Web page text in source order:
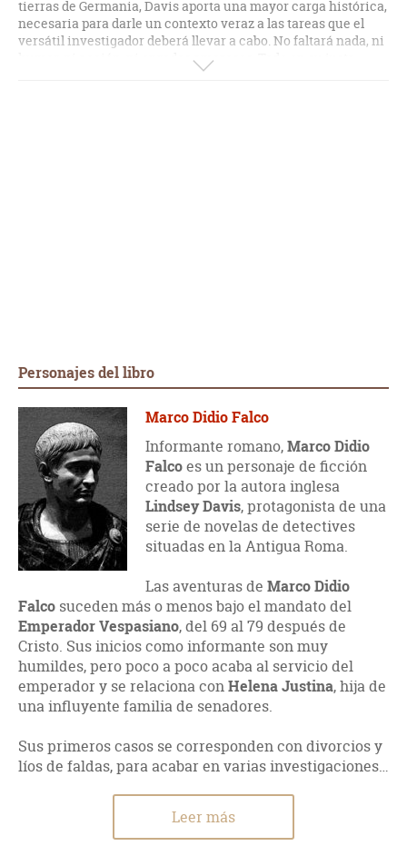
tierras de Germania, Davis aporta una mayor carga histórica,
necesaria para darle un contexto veraz a las tareas que el
versátil investigador deberá llevar a cabo. No faltará nada, ni
humor, ni acción, ni enredos amorosos. Todo en su justa
medida. Tercera novela de Lindsey Davis que leo, y me sigo
Personajes del libro
Marco Didio Falco
Informante romano,Marco Didio
Falcoes un personaje de ficción
creado por la autora inglesa
Lindsey Davis, protagonista de una
serie de novelas de detectives
situadas en la Antigua Roma.
Las aventuras de Marco Didio
Falco suceden más o menos bajo el mandato del
Emperador Vespasiano, del 69 al 79 después de
Cristo. Sus inicios como informante son muy
humildes, pero poco a poco acaba al servicio del
emperador y se relaciona conHelena Justina, hija de
una influyente familia de senadores.
Sus primeros casos se corresponden con divorcios y
líos de faldas, para acabar en varias investigaciones…
Leer más